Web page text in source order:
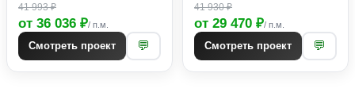
41 993 ₽
от 36 036 ₽/ п.м.
Смотреть проект 💬
41 930 ₽
от 29 470 ₽/ п.м.
Смотреть проект 💬